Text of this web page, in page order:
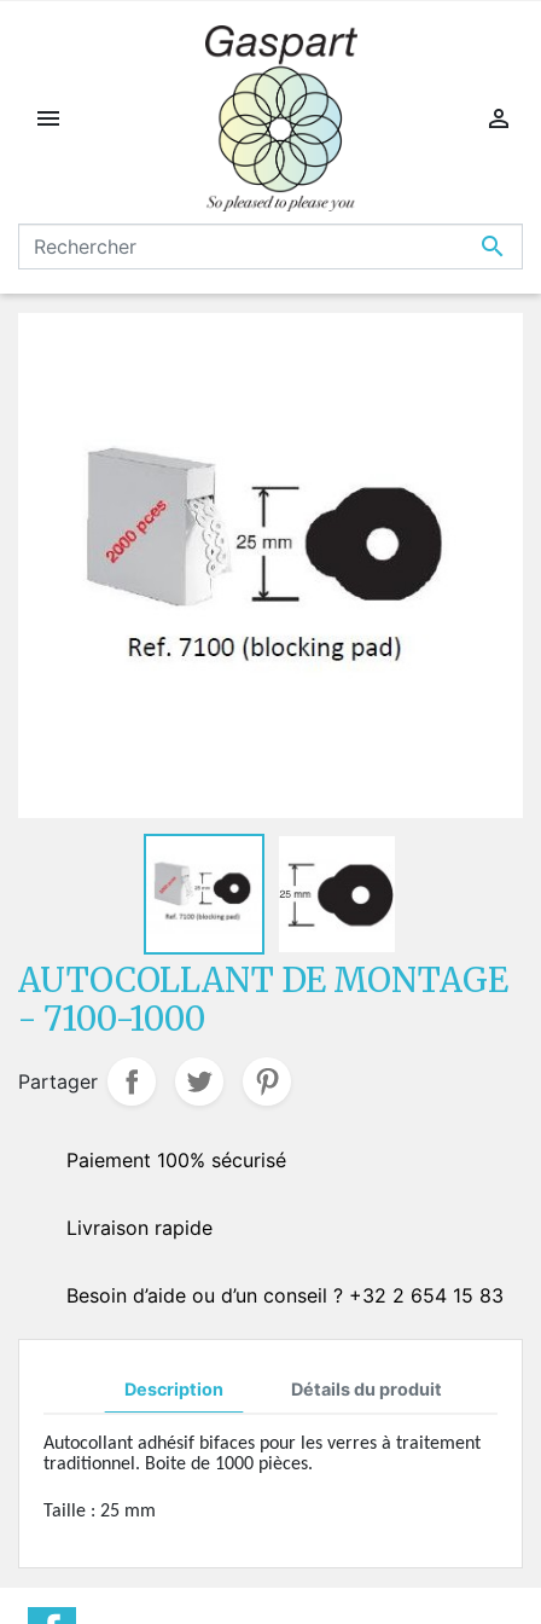



AUTOCOLLANT DE MONTAGE
- 7100-1000
Partager
Paiement 100% sécurisé
Livraison rapide
Besoin d’aide ou d’un conseil ? +32 2 654 15 83
Description Détails du produit
Autocollant adhésif bifaces pour les verres à traitement
traditionnel. Boite de 1000 pièces.
Taille : 25 mm